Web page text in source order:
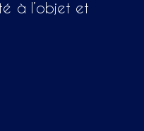
à l’objet et